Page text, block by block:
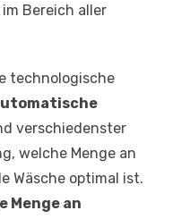
Bereich aller
technologische
verschiedenster
welche Menge an
Wäsche optimal ist.
Menge an